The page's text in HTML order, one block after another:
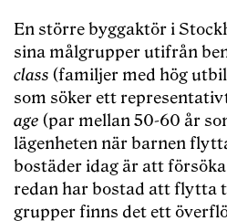
En större byggaktör i
sina målgrupper utifrån
class (familjer med hög
som söker ett
age (par mellan 50-60 år
lägenheten när barnen
bostäder idag är att
redan har bostad att flytta
grupper finns det ett